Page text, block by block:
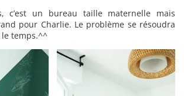
c’est un bureau taille maternelle mais
pour Charlie. Le problème se résoudra
le temps.^^